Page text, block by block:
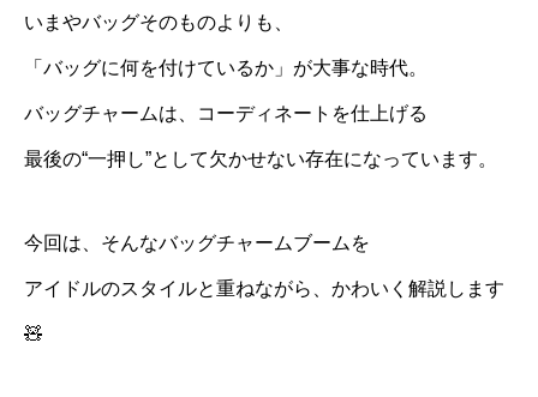
いまやバッグそのものよりも、
「バッグに何を付けているか」が大事な時代。
バッグチャームは、コーディネートを仕上げる
最後の“一押し”として欠かせない存在になっています。
今回は、そんなバッグチャームブームを
アイドルのスタイルと重ねながら、かわいく解説します
🧸